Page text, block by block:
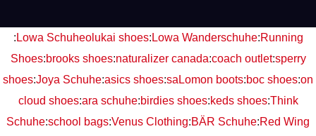
:Lowa Schuheolukai shoes:Lowa Wanderschuhe:Running
Shoes:brooks shoes:naturalizer canada:coach outlet:sperry
shoes:Joya Schuhe:asics shoes:saLomon boots:boc shoes:on
cloud shoes:ara schuhe:birdies shoes:keds shoes:Think
Schuhe:school bags:Venus Clothing:BÄR Schuhe:Red Wing